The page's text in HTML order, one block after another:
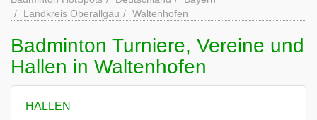
Landkreis Oberallgäu
Waltenhofen
Badminton Turniere, Vereine und
Hallen in Waltenhofen
HALLEN